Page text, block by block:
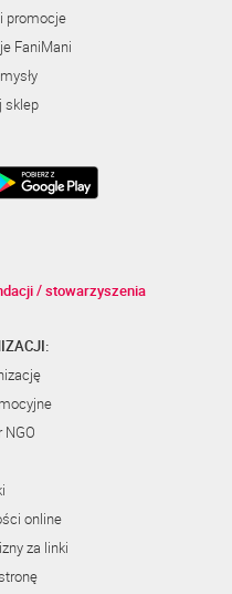
promocje
FaniMani
sklep
/ stowarzyszenia
online
za linki